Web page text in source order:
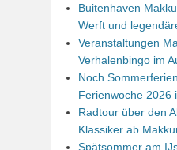
Buitenhaven
Werft und
Veranstaltungen
Verhalenbingo im
Noch
Ferienwoche 2026
Radtour über den
Klassiker ab
Spätsommer am